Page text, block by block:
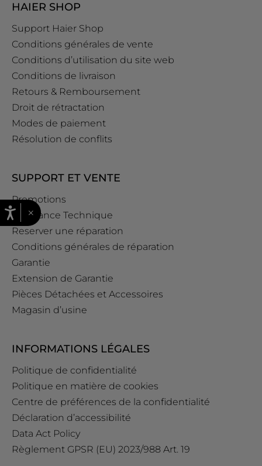
HAIER SHOP
Support Haier Shop
Conditions générales de vente
Conditions d’utilisation du site web
Conditions de livraison
Retours & Remboursement
Droit de rétractation
Modes de paiement
Résolution de conflits
SUPPORT ET VENTE
Promotions
Assistance Technique
Reserver une réparation
Conditions générales de réparation
Garantie
Extension de Garantie
Pièces Détachées et Accessoires
Magasin d’usine
INFORMATIONS LÉGALES
Politique de confidentialité
Politique en matière de cookies
Centre de préférences de la confidentialité
Déclaration d’accessibilité
Data Act Policy
Règlement GPSR (EU) 2023/988 Art. 19
×